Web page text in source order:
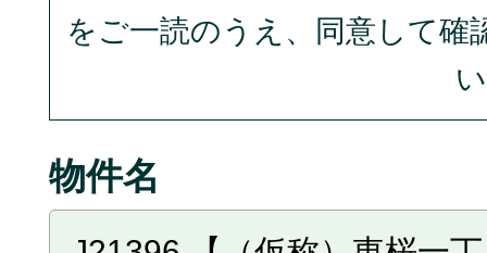
をご一読のうえ、同意して
物件名